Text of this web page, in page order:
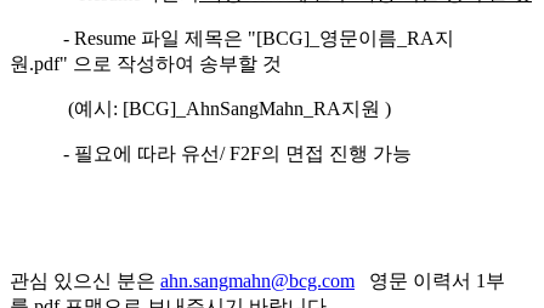
- Resume 파일 제목은 "[BCG]_영문이름_RA지
원.pdf" 으로 작성하여 송부할 것
(예시: [BCG]_AhnSangMahn_RA지원 )
- 필요에 따라 유선/ F2F의 면접 진행 가능
관심 있으신 분은 ahn.sangmahn@bcg.com 영문 이력서 1부